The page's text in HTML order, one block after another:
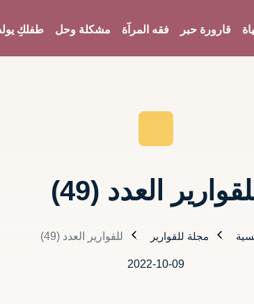
قارورة حبر فقه المرآة مشكلة وحل طفلكِ
العدد (49)
مجلة للقوارير للقوارير العدد (49)
2022-10-09